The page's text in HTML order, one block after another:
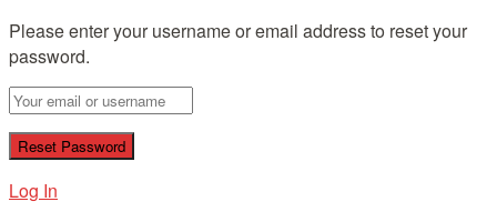
Please enter your username or email address to reset your
password.
Log In